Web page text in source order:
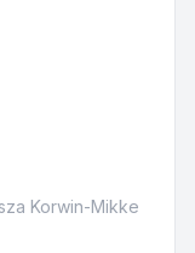
Korwin-Mikke